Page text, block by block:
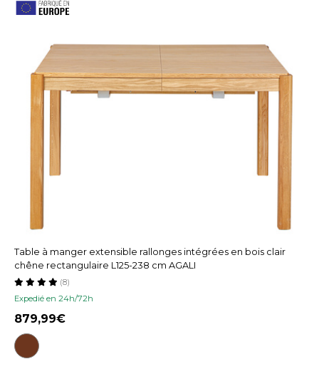
Table à manger extensible rallonges intégrées en bois clair
chêne rectangulaire L125-238 cm AGALI
Expedié en 24h/72h
(8)
879,99